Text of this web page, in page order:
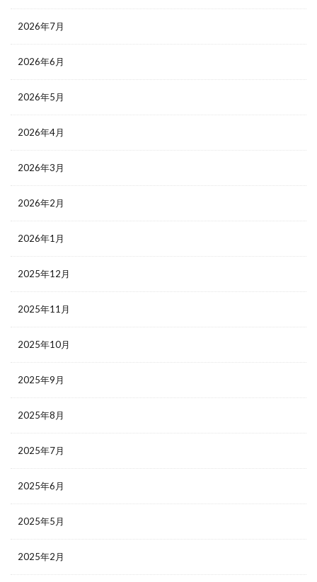
2026年7月
2026年6月
2026年5月
2026年4月
2026年3月
2026年2月
2026年1月
2025年12月
2025年11月
2025年10月
2025年9月
2025年8月
2025年7月
2025年6月
2025年5月
2025年2月